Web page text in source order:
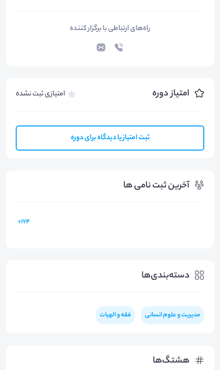
راه‌های ارتباطی با برگزار کننده
امتیاز دوره امتیازی ثبت نشده
ثبت امتیاز یا دیدگاه برای دوره
آخرین ثبت نامی ها
174+
دسته‌بندی‌ها
مدیریت و علوم انسانی فقه و الهیات
هشتگ‌ها